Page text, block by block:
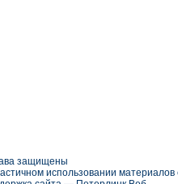
защищены
использовании